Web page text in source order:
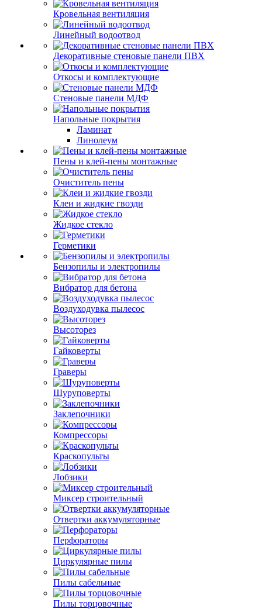
Кровельная вентиляция
Линейный водоотвод
Декоративные стеновые панели ПВХ
Откосы и комплектующие
Стеновые панели МДФ
Напольные покрытия
Ламинат
Линолеум
Пены и клей-пены монтажные
Очиститель пены
Клеи и жидкие гвозди
Жидкое стекло
Герметики
Бензопилы и электропилы
Вибратор для бетона
Воздуходувка пылесос
Высоторез
Гайковерты
Граверы
Шуруповерты
Заклепочники
Компрессоры
Краскопульты
Лобзики
Миксер строительный
Отвертки аккумуляторные
Перфораторы
Циркулярные пилы
Пилы сабельные
Пилы торцовочные